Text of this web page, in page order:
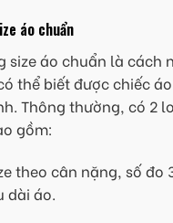
áo chuẩn
size áo chuẩn là cách
thể biết được chiếc
Thông thường, có 2
gồm:
theo cân nặng, số đo
dài áo.